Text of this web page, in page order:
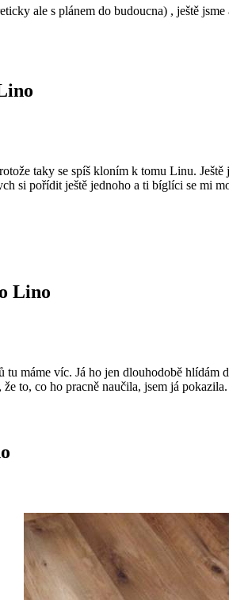
ale s plánem do budoucna) , ještě
taky se spíš kloním k tomu Linu. Ještě
si pořídit ještě jednoho a ti bíglíci se mi
Lino
máme víc. Já ho jen dlouhodobě
to, co ho pracně naučila, jsem já